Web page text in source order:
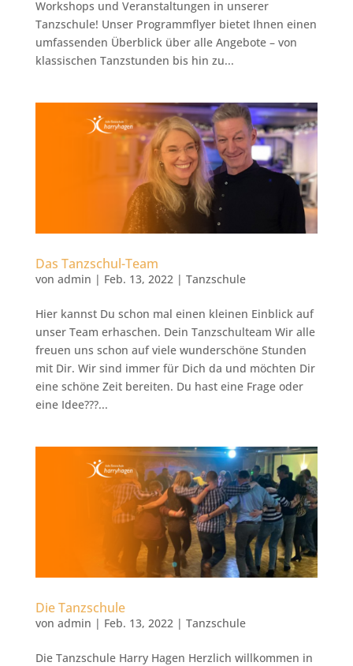
Workshops und Veranstaltungen in unserer
Tanzschule! Unser Programmflyer bietet Ihnen einen
umfassenden Überblick über alle Angebote – von
klassischen Tanzstunden bis hin zu...
Das Tanzschul-Team
von admin | Feb. 13, 2022| Tanzschule
Hier kannst Du schon mal einen kleinen Einblick auf
unser Team erhaschen. Dein Tanzschulteam Wir alle
freuen uns schon auf viele wunderschöne Stunden
mit Dir. Wir sind immer für Dich da und möchten Dir
eine schöne Zeit bereiten. Du hast eine Frage oder
eine Idee???...
Die Tanzschule
von admin | Feb. 13, 2022 | Tanzschule
Die Tanzschule Harry Hagen Herzlich willkommen in